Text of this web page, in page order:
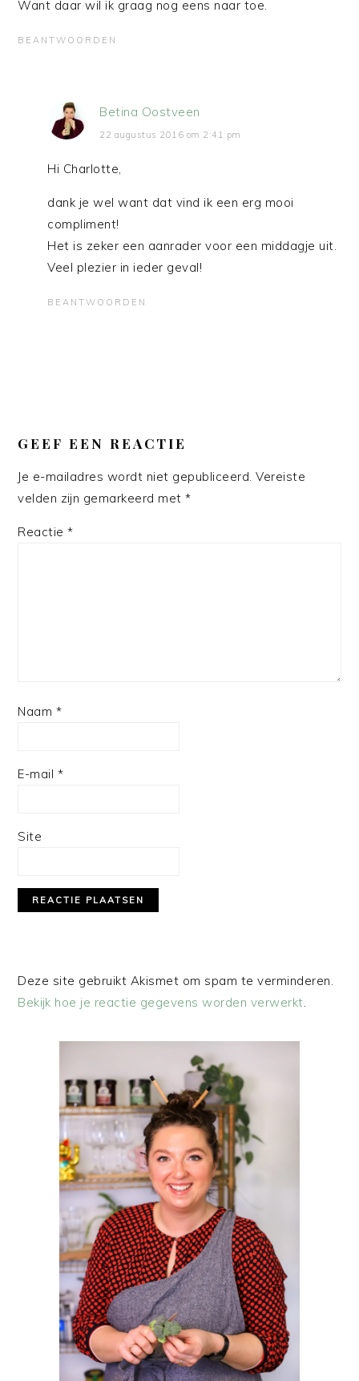
Want daar wil ik graag nog eens naar toe.
BEANTWOORDEN
Betina Oostveen
22 augustus 2016 om 2:41 pm
Hi Charlotte,
dank je wel want dat vind ik een erg mooi
compliment!
Het is zeker een aanrader voor een middagje uit.
Veel plezier in ieder geval!
BEANTWOORDEN
GEEF EEN REACTIE
Je e-mailadres wordt niet gepubliceerd. Vereiste
velden zijn gemarkeerd met*
Reactie*
Naam *
E-mail *
Site
Deze site gebruikt Akismet om spam te verminderen.
Bekijk hoe je reactie gegevens worden verwerkt.